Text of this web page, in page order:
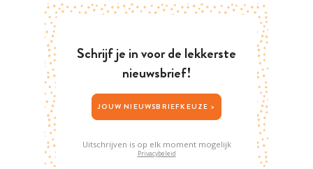
Schrijf je in voor de lekkerste
nieuwsbrief!
JOUW NIEUWSBRIEFKEUZE >
Uitschrijven is op elk moment mogelijk
Privacybeleid